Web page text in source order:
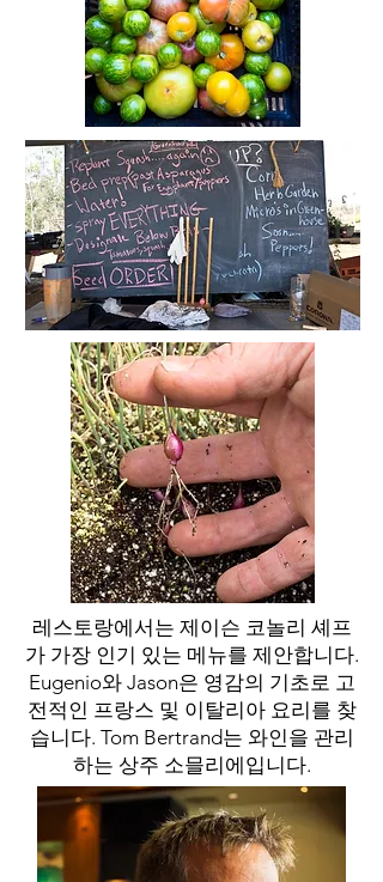
레스토랑에서는 제이슨 코놀리 셰프
가 가장 인기 있는 메뉴를 제안합니다.
Eugenio와 Jason은 영감의 기초로 고
전적인 프랑스 및 이탈리아 요리를 찾
습니다. Tom Bertrand는 와인을 관리
하는 상주 소믈리에입니다.